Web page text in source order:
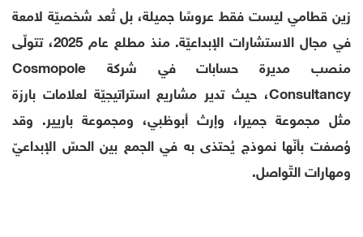
زين قطامي ليست فقط عروسًا جميلة، بل تُعد شخصيّة لامعة
في مجال الاستشارات الإبداعيّة. منذ مطلع عام 2025، تتولّى
منصب مديرة حسابات في شركة Cosmopole
Consultancy، حيث تدير مشاريع استراتيجيّة لعلامات بارزة
مثل مجموعة جميرا، وإرث أبوظبي، ومجموعة باريير. وقد
وُصفت بأنّها نموذج يُحتذى به في الجمع بين الحسّ الإبداعيّ
ومهارات التّواصل.